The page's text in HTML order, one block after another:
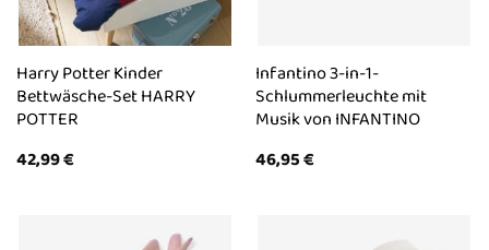
Harry Potter Kinder
Bettwäsche-Set HARRY
POTTER
42,99€
Infantino 3-in-1-
Schlummerleuchte mit
Musik von INFANTINO
46,95€